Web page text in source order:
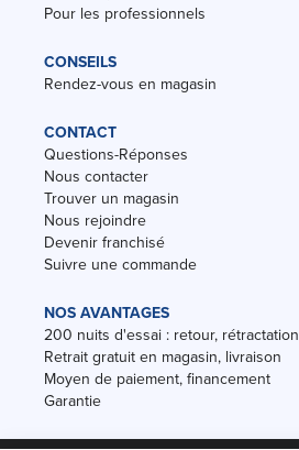
Pour les professionnels
CONSEILS
Rendez-vous en magasin
CONTACT
Questions-Réponses
Nous contacter
Trouver un magasin
Nous rejoindre
Devenir franchisé
Suivre une commande
NOS AVANTAGES
200 nuits d'essai : retour, rétractation
Retrait gratuit en magasin, livraison
Moyen de paiement, financement
Garantie